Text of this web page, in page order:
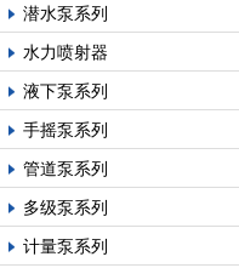
潜水泵系列
水力喷射器
液下泵系列
手摇泵系列
管道泵系列
多级泵系列
计量泵系列